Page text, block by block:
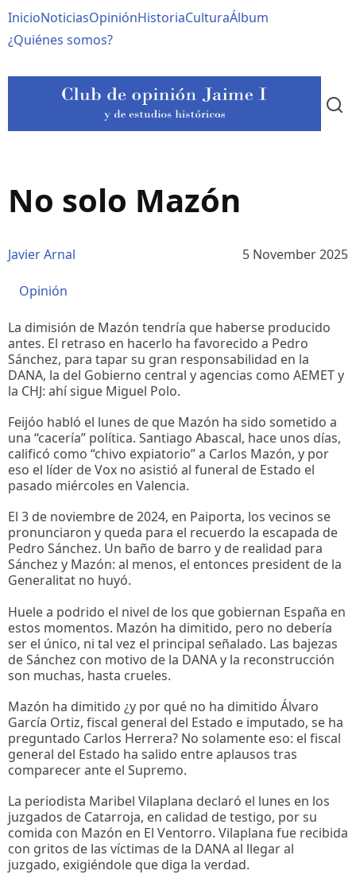
al
contenido
Navegación
principal
InicioNoticiasOpiniónHistoriaCulturaÁlbum
¿Quiénes somos?
No solo Mazón
Javier Arnal 5 November 2025
Opinión
La dimisión de Mazón tendría que haberse producido
antes. El retraso en hacerlo ha favorecido a Pedro
Sánchez, para tapar su gran responsabilidad en la
DANA, la del Gobierno central y agencias como AEMET y
la CHJ: ahí sigue Miguel Polo.
Feijóo habló el lunes de que Mazón ha sido sometido a
una “cacería” política. Santiago Abascal, hace unos días,
calificó como “chivo expiatorio” a Carlos Mazón, y por
eso el líder de Vox no asistió al funeral de Estado el
pasado miércoles en Valencia.
El 3 de noviembre de 2024, en Paiporta, los vecinos se
pronunciaron y queda para el recuerdo la escapada de
Pedro Sánchez. Un baño de barro y de realidad para
Sánchez y Mazón: al menos, el entonces president de la
Generalitat no huyó.
Huele a podrido el nivel de los que gobiernan España en
estos momentos. Mazón ha dimitido, pero no debería
ser el único, ni tal vez el principal señalado. Las bajezas
de Sánchez con motivo de la DANA y la reconstrucción
son muchas, hasta crueles.
Mazón ha dimitido ¿y por qué no ha dimitido Álvaro
García Ortiz, fiscal general del Estado e imputado, se ha
preguntado Carlos Herrera? No solamente eso: el fiscal
general del Estado ha salido entre aplausos tras
comparecer ante el Supremo.
La periodista Maribel Vilaplana declaró el lunes en los
juzgados de Catarroja, en calidad de testigo, por su
comida con Mazón en El Ventorro. Vilaplana fue recibida
con gritos de las víctimas de la DANA al llegar al
juzgado, exigiéndole que diga la verdad.